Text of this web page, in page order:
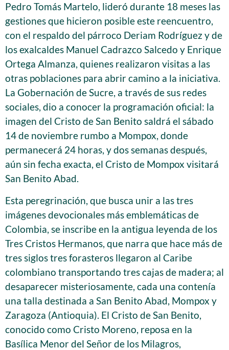
Pedro Tomás Martelo, lideró durante 18 meses las
gestiones que hicieron posible este reencuentro,
con el respaldo del párroco Deriam Rodríguez y de
los exalcaldes Manuel Cadrazco Salcedo y Enrique
Ortega Almanza, quienes realizaron visitas a las
otras poblaciones para abrir camino a la iniciativa.
La Gobernación de Sucre, a través de sus redes
sociales, dio a conocer la programación oficial: la
imagen del Cristo de San Benito saldrá el sábado
14 de noviembre rumbo a Mompox, donde
permanecerá 24 horas, y dos semanas después,
aún sin fecha exacta, el Cristo de Mompox visitará
San Benito Abad.
Esta peregrinación, que busca unir a las tres
imágenes devocionales más emblemáticas de
Colombia, se inscribe en la antigua leyenda de los
Tres Cristos Hermanos, que narra que hace más de
tres siglos tres forasteros llegaron al Caribe
colombiano transportando tres cajas de madera; al
desaparecer misteriosamente, cada una contenía
una talla destinada a San Benito Abad, Mompox y
Zaragoza (Antioquia). El Cristo de San Benito,
conocido como Cristo Moreno, reposa en la
Basílica Menor del Señor de los Milagros,